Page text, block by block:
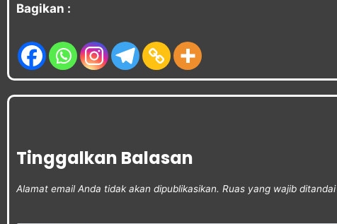
Bagikan :
Tinggalkan Balasan
Alamat email Anda tidak akan dipublikasikan. Ruas yang wajib ditandai